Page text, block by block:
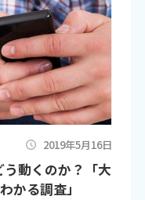
2019年5月16日
動くのか？「大
かる調査」